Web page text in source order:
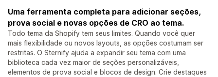
Uma ferramenta completa para adicionar seções,
prova social e novas opções de CRO ao tema.
Todo tema da Shopify tem seus limites. Quando você quer
mais flexibilidade ou novos layouts, as opções costumam ser
restritas. O Sternify ajuda a expandir seu tema com uma
biblioteca cada vez maior de seções personalizáveis,
elementos de prova social e blocos de design. Crie destaques